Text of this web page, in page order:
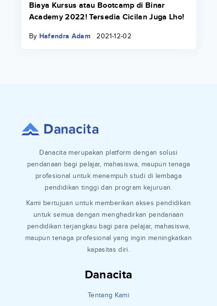
Biaya Kursus atau Bootcamp di Binar
Academy 2022! Tersedia Cicilan Juga Lho!
By Hafendra Adam 2021-12-02
Danacita
Tentang Kami
Danacita merupakan platform dengan solusi
pendanaan bagi pelajar, mahasiswa, maupun tenaga
profesional untuk menempuh studi di lembaga
pendidikan tinggi dan program kejuruan.
Kami bertujuan untuk memberikan akses pendidikan
untuk semua dengan menghadirkan pendanaan
pendidikan terjangkau bagi para pelajar, mahasiswa,
maupun tenaga profesional yang ingin meningkatkan
kapasitas diri.